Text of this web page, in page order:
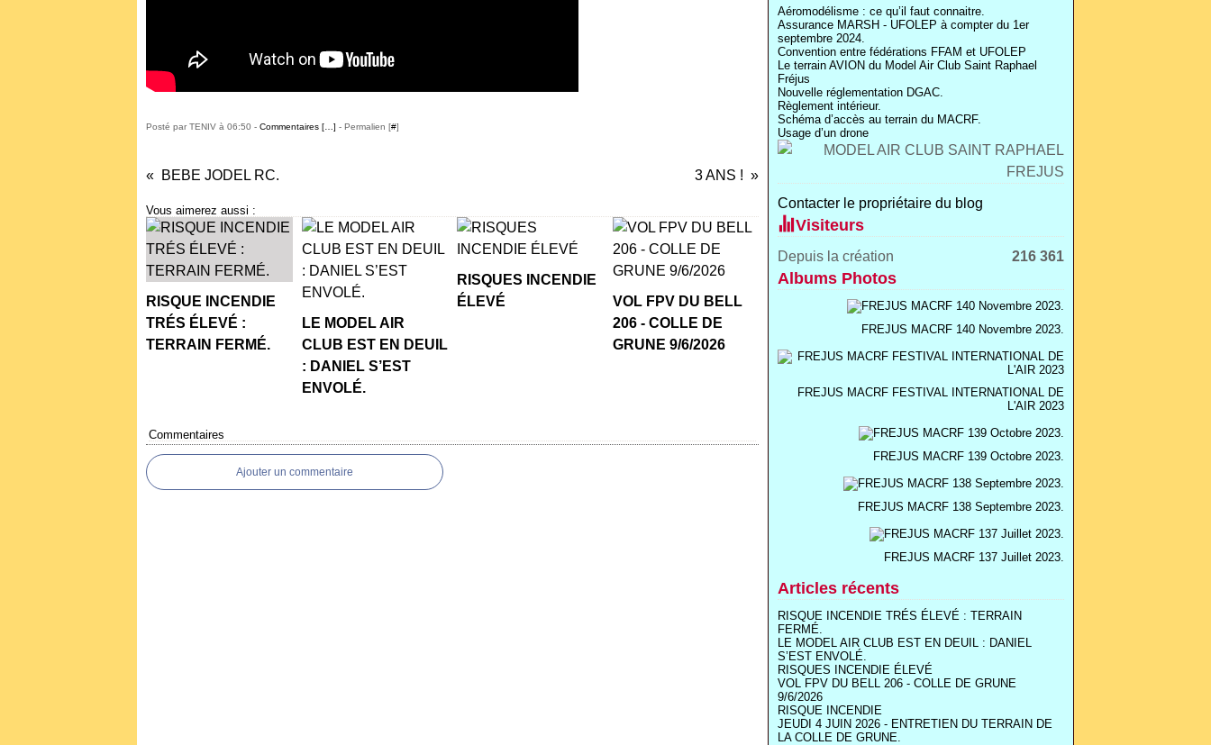
Posté par TENIV à 06:50 - Commentaires [ ] - Permalien [#]
BEBE JODEL RC. 3 ANS !
Vous aimerez aussi :
RISQUE INCENDIE
TRÉS ÉLEVÉ :
TERRAIN FERMÉ.
LE MODEL AIR
CLUB EST EN DEUIL
: DANIEL S’EST
ENVOLÉ.
RISQUES INCENDIE
ÉLEVÉ
VOL FPV DU BELL
206 - COLLE DE
GRUNE 9/6/2026
Commentaires
Ajouter un commentaire
Aéromodélisme : ce qu’il faut connaitre.
Assurance MARSH - UFOLEP à compter du 1er
septembre 2024.
Convention entre fédérations FFAM et UFOLEP
Le terrain AVION du Model Air Club Saint Raphael
Fréjus
Nouvelle réglementation DGAC.
Règlement intérieur.
Schéma d’accès au terrain du MACRF.
Usage d’un drone
Contacter le propriétaire du blog
Visiteurs
Depuis la création 216 361
Albums Photos
FREJUS MACRF 140 Novembre 2023.
FREJUS MACRF FESTIVAL INTERNATIONAL DE
L'AIR 2023
FREJUS MACRF 139 Octobre 2023.
FREJUS MACRF 138 Septembre 2023.
FREJUS MACRF 137 Juillet 2023.
Articles récents
RISQUE INCENDIE TRÉS ÉLEVÉ : TERRAIN
FERMÉ.
LE MODEL AIR CLUB EST EN DEUIL : DANIEL
S’EST ENVOLÉ.
RISQUES INCENDIE ÉLEVÉ
VOL FPV DU BELL 206 - COLLE DE GRUNE
9/6/2026
RISQUE INCENDIE
JEUDI 4 JUIN 2026 - ENTRETIEN DU TERRAIN DE
LA COLLE DE GRUNE.